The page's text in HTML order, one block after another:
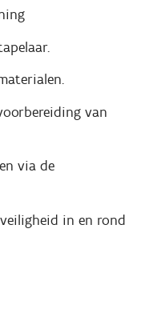
van
via de
in en rond